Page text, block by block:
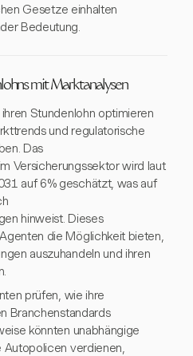
Gesetze einhalten
Bedeutung.
mit Marktanalysen
Stundenlohn optimieren
und regulatorische
Das
Versicherungssektor wird laut
auf 6% geschätzt, was auf
hinweist. Dieses
die Möglichkeit bieten,
auszuhandeln und ihren
prüfen, wie ihre
Branchenstandards
könnten unabhängige
Autopolicen verdienen,